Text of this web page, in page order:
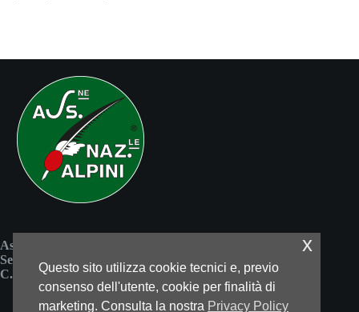
Associazione Nazionale Alpini
Sezione di Reggio Emilia
C.F. 80037450352
Questo sito utilizza cookie tecnici e, previo
consenso dell'utente, cookie per finalità di
marketing. Consulta la nostra Privacy Policy
x